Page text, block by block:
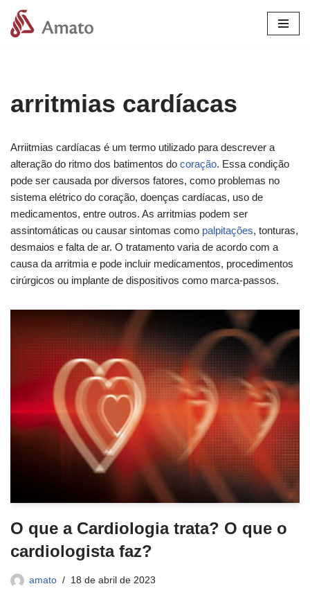
Pular
arritmias cardíacas
Arriitmias cardíacas é um termo utilizado para descrever a
alteração do ritmo dos batimentos do coração. Essa condição
pode ser causada por diversos fatores, como problemas no
sistema elétrico do coração, doenças cardíacas, uso de
medicamentos, entre outros. As arritmias podem ser
assintomáticas ou causar sintomas como palpitações, tonturas,
desmaios e falta de ar. O tratamento varia de acordo com a
causa da arritmia e pode incluir medicamentos, procedimentos
cirúrgicos ou implante de dispositivos como marca-passos.
O que a Cardiologia trata? O que o
cardiologista faz?
amato 18 de abril de 2023